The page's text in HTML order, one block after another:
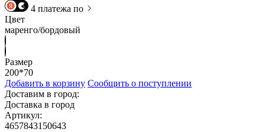
4 платежа по
Цвет
маренго/бордовый
Размер
200*70
Добавить в корзину Сообщить о поступлении
Доставим в город:
Доставка в город
Артикул:
4657843150643